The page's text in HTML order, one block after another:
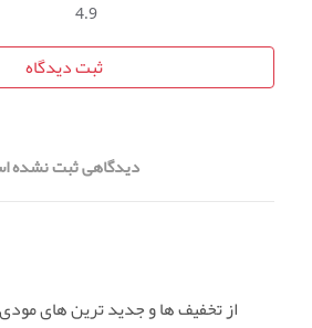
4.9
ثبت دیدگاه
دیدگاهی ثبت نشده
از تخفیف ها و جدید ترین های مودی